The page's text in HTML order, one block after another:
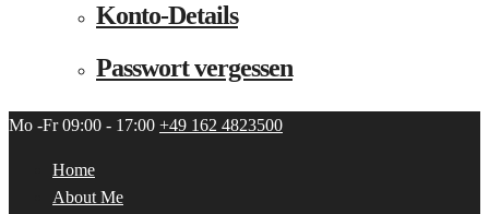
Konto-Details
Passwort vergessen
Mo -Fr 09:00 - 17:00 +49 162 4823500
Home
About Me